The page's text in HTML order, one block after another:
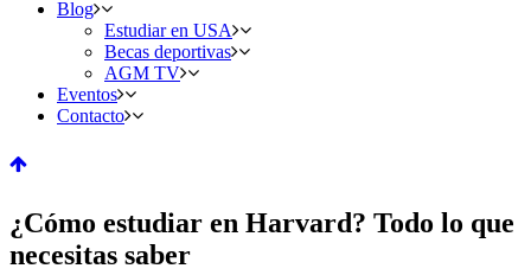
Blog
Estudiar en USA
Becas deportivas
AGM TV
Eventos
Contacto
¿Cómo estudiar en Harvard? Todo lo que
necesitas saber